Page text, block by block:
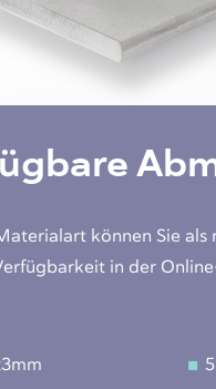
können Sie
in der